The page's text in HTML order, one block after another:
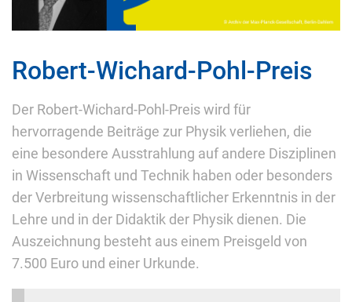
Robert-Wichard-Pohl-Preis
Der Robert-Wichard-Pohl-Preis wird für
hervorragende Beiträge zur Physik verliehen, die
eine besondere Ausstrahlung auf andere Disziplinen
in Wissenschaft und Technik haben oder besonders
der Verbreitung wissenschaftlicher Erkenntnis in der
Lehre und in der Didaktik der Physik dienen. Die
Auszeichnung besteht aus einem Preisgeld von
7.500 Euro und einer Urkunde.